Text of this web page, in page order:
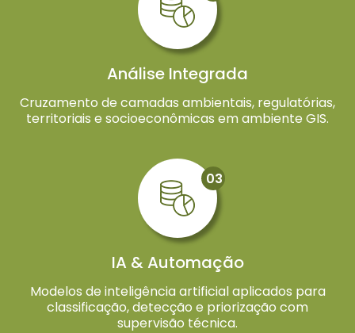
Análise Integrada
Cruzamento de camadas ambientais, regulatórias,
territoriais e socioeconômicas em ambiente GIS.
03
IA & Automação
Modelos de inteligência artificial aplicados para
classificação, detecção e priorização com
supervisão técnica.